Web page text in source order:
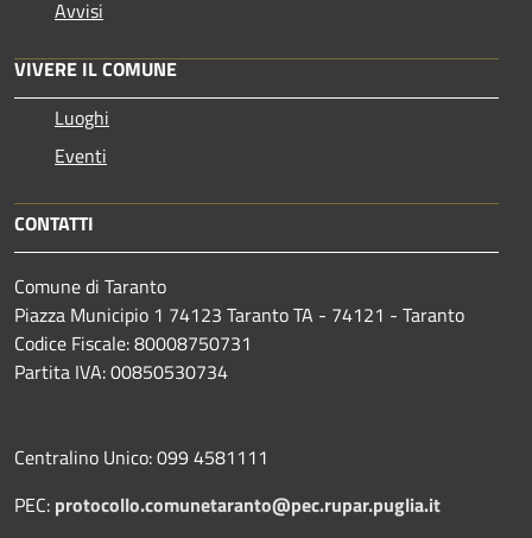
Avvisi
VIVERE IL COMUNE
Luoghi
Eventi
CONTATTI
Comune di Taranto
Piazza Municipio 1 74123 Taranto TA - 74121 - Taranto
Codice Fiscale: 80008750731
Partita IVA: 00850530734
Centralino Unico: 099 4581111
PEC: protocollo.comunetaranto@pec.rupar.puglia.it